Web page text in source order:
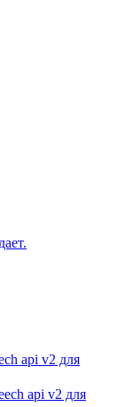
api v2 для
api v2 для